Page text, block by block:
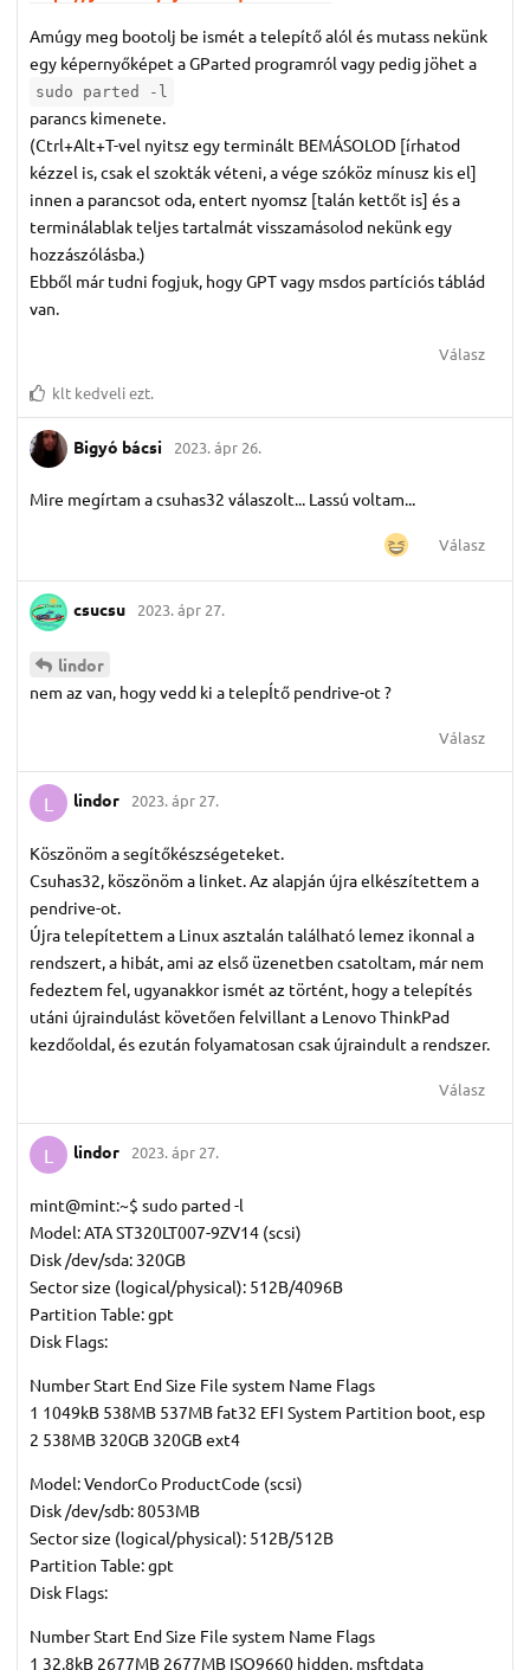
Amúgy meg bootolj be ismét a telepítő alól és mutass nekünk
egy képernyőképet a GParted programról vagy pedig jöhet a
sudo parted -l
parancs kimenete.
(Ctrl+Alt+T-vel nyitsz egy terminált BEMÁSOLOD [írhatod
kézzel is, csak el szokták véteni, a vége szóköz mínusz kis el]
innen a parancsot oda, entert nyomsz [talán kettőt is] és a
terminálablak teljes tartalmát visszamásolod nekünk egy
hozzászólásba.)
Ebből már tudni fogjuk, hogy GPT vagy msdos partíciós táblád
van.
Válasz
klt kedveli ezt.
Bigyó bácsi 2023. ápr 26.
Mire megírtam a csuhas32 válaszolt... Lassú voltam...
Válasz
csucsu 2023. ápr 27.
lindor
nem az van, hogy vedd ki a telepÍtő pendrive-ot ?
Válasz
L lindor 2023. ápr 27.
Köszönöm a segítőkészségeteket.
Csuhas32, köszönöm a linket. Az alapján újra elkészítettem a
pendrive-ot.
Újra telepítettem a Linux asztalán található lemez ikonnal a
rendszert, a hibát, ami az első üzenetben csatoltam, már nem
fedeztem fel, ugyanakkor ismét az történt, hogy a telepítés
utáni újraindulást követően felvillant a Lenovo ThinkPad
kezdőoldal, és ezután folyamatosan csak újraindult a rendszer.
Válasz
L lindor 2023. ápr 27.
mint@mint:~$ sudo parted -l
Model: ATA ST320LT007-9ZV14 (scsi)
Disk /dev/sda: 320GB
Sector size (logical/physical): 512B/4096B
Partition Table: gpt
Disk Flags:
Number Start End Size File system Name Flags
1 1049kB 538MB 537MB fat32 EFI System Partition boot, esp
2 538MB 320GB 320GB ext4
Model: VendorCo ProductCode (scsi)
Disk /dev/sdb: 8053MB
Sector size (logical/physical): 512B/512B
Partition Table: gpt
Disk Flags:
Number Start End Size File system Name Flags
1 32.8kB 2677MB 2677MB ISO9660 hidden, msftdata